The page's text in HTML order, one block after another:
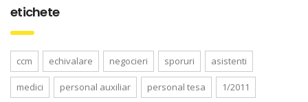
etichete
ccm echivalare negocieri sporuri asistenti
medici personal auxiliar personal tesa 1/2011